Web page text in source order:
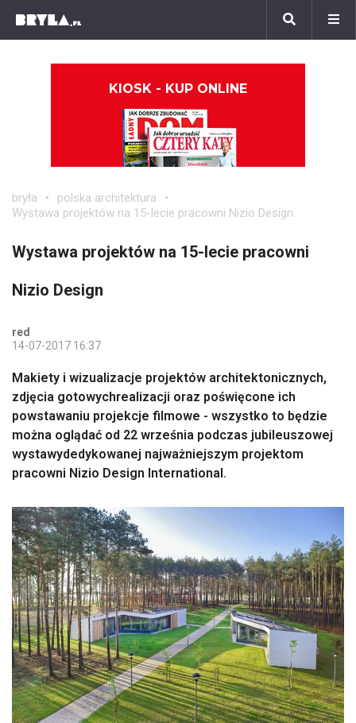
KIOSK - KUP ONLINE
bryła
polska architektura
Wystawa projektów na 15-lecie pracowni Nizio Design
Wystawa projektów na 15-lecie pracowni
Nizio Design
red
14-07-2017 16:37
Makiety i wizualizacje projektów architektonicznych,
zdjęcia gotowychrealizacji oraz poświęcone ich
powstawaniu projekcje filmowe - wszystko to będzie
można oglądać od 22 września podczas jubileuszowej
wystawydedykowanej najważniejszym projektom
pracowni Nizio Design International.